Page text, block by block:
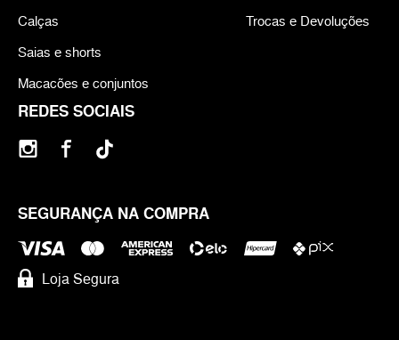
REDES SOCIAIS
SEGURANÇA NA COMPRA
Loja Segura
Calças
Saias e shorts
Macacões e conjuntos
Trocas e Devoluções